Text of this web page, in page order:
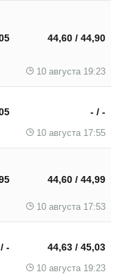
44,60 / 44,90
10 августа 19:23
- / -
10 августа 17:55
44,60 / 44,99
10 августа 17:53
- 44,63 / 45,03
10 августа 19:23